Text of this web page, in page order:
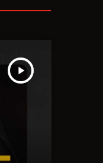
play_arrow